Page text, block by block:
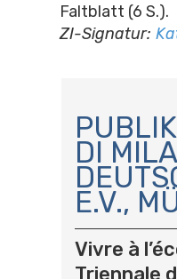
Faltblatt (6 S.).
ZI-Signatur:
A
V
I
G
A
T
I
O
DI
E.V.,
Vivre à
Triennale